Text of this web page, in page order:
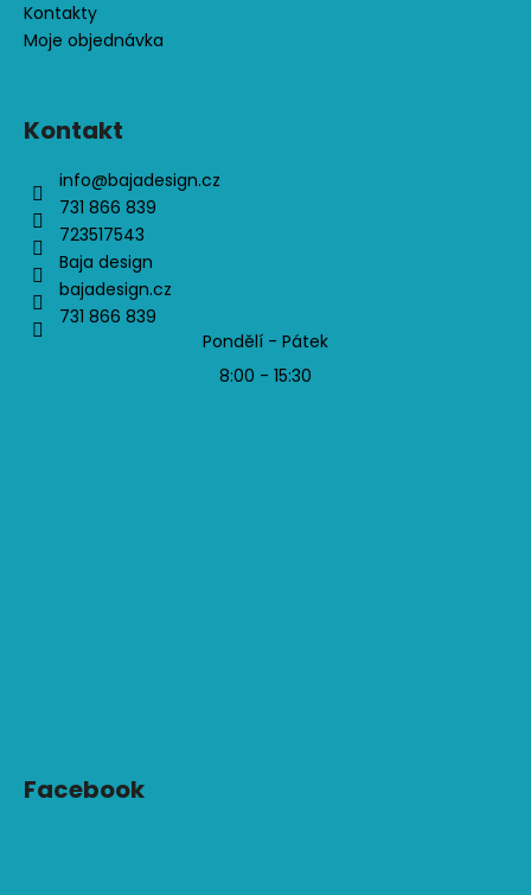
Kontakty
Moje objednávka
Kontakt
info@bajadesign.cz
731 866 839
723517543
Baja design
bajadesign.cz
731 866 839
Pondělí - Pátek
8:00 - 15:30
Facebook